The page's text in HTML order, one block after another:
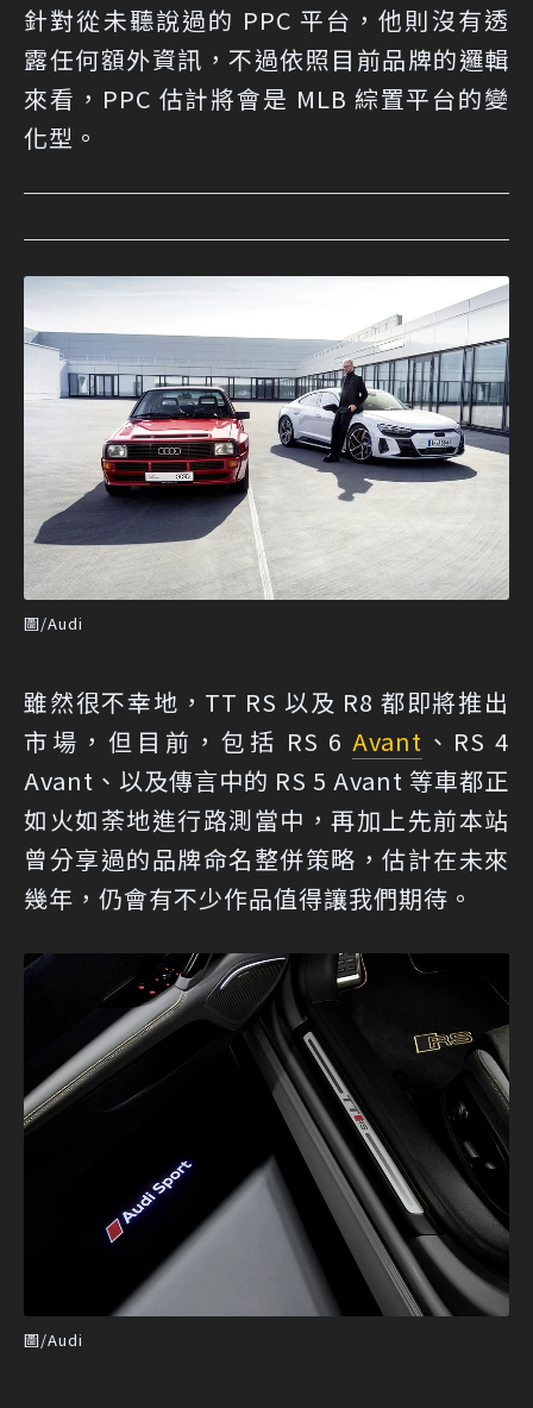
針對從未聽說過的 PPC 平台，他則沒有透
露任何額外資訊，不過依照目前品牌的邏輯
來看，PPC 估計將會是 MLB 綜置平台的變
化型。
圖/Audi
雖然很不幸地，TT RS 以及 R8 都即將推出
市場，但目前，包括 RS 6 Avant 、RS 4
Avant、以及傳言中的 RS 5 Avant 等車都正
如火如荼地進行路測當中，再加上先前本站
曾分享過的品牌命名整併策略，估計在未來
幾年，仍會有不少作品值得讓我們期待。
圖/Audi